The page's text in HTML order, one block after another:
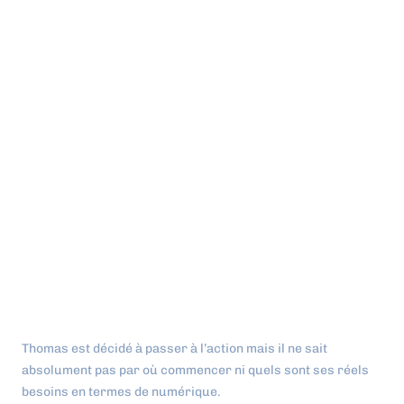
Thomas est décidé à passer à l’action mais il ne sait
absolument pas par où commencer ni quels sont ses réels
besoins en termes de numérique.